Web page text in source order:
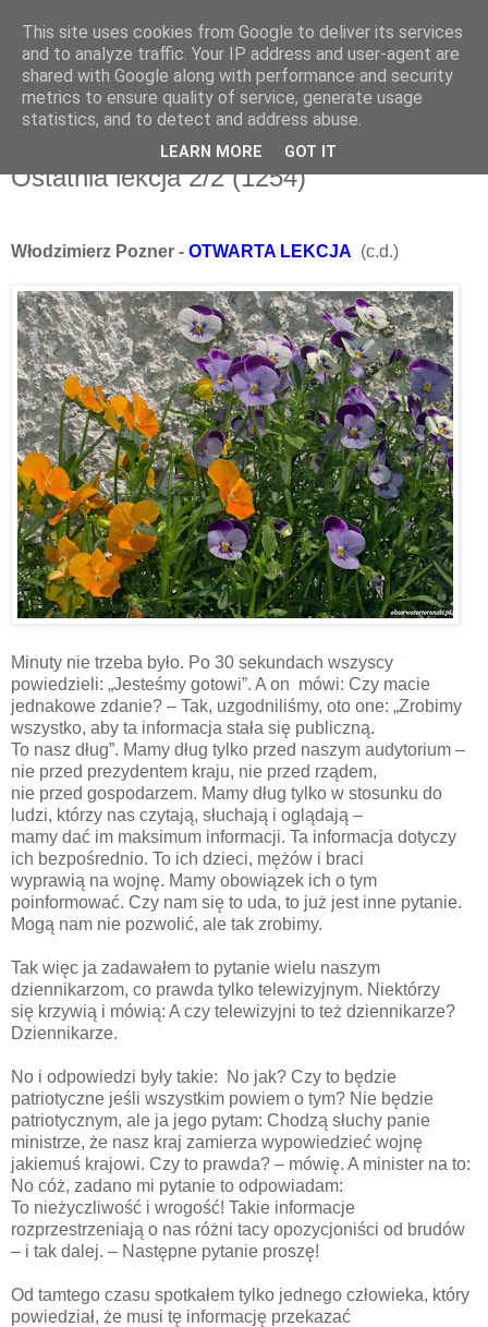
niedziela, 9 czerwca 2013
Ostatnia lekcja 2/2 (1254)
Włodzimierz Pozner - OTWARTA LEKCJA (c.d.)
Minuty nie trzeba było. Po 30 sekundach wszyscy
powiedzieli: „Jesteśmy gotowi”. A on mówi: Czy macie
jednakowe zdanie? – Tak, uzgodniliśmy, oto one: „Zrobimy
wszystko, aby ta informacja stała się publiczną.
To nasz dług”. Mamy dług tylko przed naszym audytorium –
nie przed prezydentem kraju, nie przed rządem,
nie przed gospodarzem. Mamy dług tylko w stosunku do
ludzi, którzy nas czytają, słuchają i oglądają –
mamy dać im maksimum informacji. Ta informacja dotyczy
ich bezpośrednio. To ich dzieci, mężów i braci
wyprawią na wojnę. Mamy obowiązek ich o tym
poinformować. Czy nam się to uda, to już jest inne pytanie.
Mogą nam nie pozwolić, ale tak zrobimy.
Tak więc ja zadawałem to pytanie wielu naszym
dziennikarzom, co prawda tylko telewizyjnym. Niektórzy
się krzywią i mówią: A czy telewizyjni to też dziennikarze?
Dziennikarze.
No i odpowiedzi były takie: No jak? Czy to będzie
patriotyczne jeśli wszystkim powiem o tym? Nie będzie
patriotycznym, ale ja jego pytam: Chodzą słuchy panie
ministrze, że nasz kraj zamierza wypowiedzieć wojnę
jakiemuś krajowi. Czy to prawda? – mówię. A minister na to:
No cóż, zadano mi pytanie to odpowiadam:
To nieżyczliwość i wrogość! Takie informacje
rozprzestrzeniają o nas różni tacy opozycjoniści od brudów
– i tak dalej. – Następne pytanie proszę!
Od tamtego czasu spotkałem tylko jednego człowieka, który
powiedział, że musi tę informację przekazać
This site uses cookies from Google to deliver its services
and to analyze traffic. Your IP address and user-agent are
shared with Google along with performance and security
metrics to ensure quality of service, generate usage
statistics, and to detect and address abuse.
LEARN MORE GOT IT